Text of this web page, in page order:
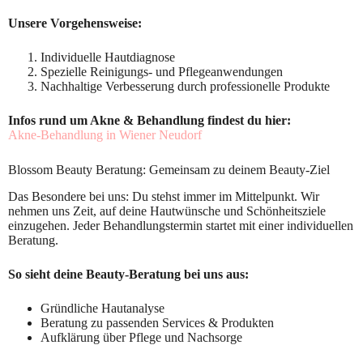
Unsere Vorgehensweise:
Individuelle Hautdiagnose
Spezielle Reinigungs- und Pflegeanwendungen
Nachhaltige Verbesserung durch professionelle Produkte
Infos rund um Akne & Behandlung findest du hier:
Akne-Behandlung in Wiener Neudorf
Blossom Beauty Beratung: Gemeinsam zu deinem Beauty-Ziel
Das Besondere bei uns: Du stehst immer im Mittelpunkt. Wir
nehmen uns Zeit, auf deine Hautwünsche und Schönheitsziele
einzugehen. Jeder Behandlungstermin startet mit einer individuellen
Beratung.
So sieht deine Beauty-Beratung bei uns aus:
Gründliche Hautanalyse
Beratung zu passenden Services & Produkten
Aufklärung über Pflege und Nachsorge